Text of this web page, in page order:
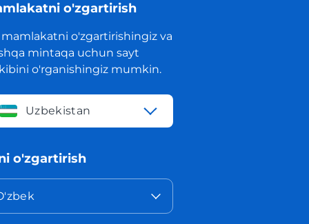
o'zgartirish
mamlakatni o'zgartirishingiz va
mintaqa uchun sayt
o'rganishingiz mumkin.
Uzbekistan
o'zgartirish